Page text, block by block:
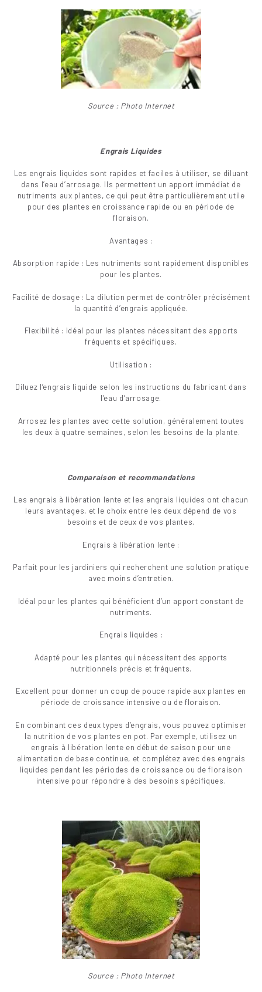
Source : Photo Internet
Engrais Liquides
Les engrais liquides sont rapides et faciles à utiliser, se diluant
dans l’eau d’arrosage. Ils permettent un apport immédiat de
nutriments aux plantes, ce qui peut être particulièrement utile
pour des plantes en croissance rapide ou en période de
floraison.
Avantages :
Absorption rapide : Les nutriments sont rapidement disponibles
pour les plantes.
Facilité de dosage : La dilution permet de contrôler précisément
la quantité d’engrais appliquée.
Flexibilité : Idéal pour les plantes nécessitant des apports
fréquents et spécifiques.
Utilisation :
Diluez l’engrais liquide selon les instructions du fabricant dans
l’eau d’arrosage.
Arrosez les plantes avec cette solution, généralement toutes
les deux à quatre semaines, selon les besoins de la plante.
Comparaison et recommandations
Les engrais à libération lente et les engrais liquides ont chacun
leurs avantages, et le choix entre les deux dépend de vos
besoins et de ceux de vos plantes.
Engrais à libération lente :
Parfait pour les jardiniers qui recherchent une solution pratique
avec moins d’entretien.
Idéal pour les plantes qui bénéficient d’un apport constant de
nutriments.
Engrais liquides :
Adapté pour les plantes qui nécessitent des apports
nutritionnels précis et fréquents.
Excellent pour donner un coup de pouce rapide aux plantes en
période de croissance intensive ou de floraison.
En combinant ces deux types d’engrais, vous pouvez optimiser
la nutrition de vos plantes en pot. Par exemple, utilisez un
engrais à libération lente en début de saison pour une
alimentation de base continue, et complétez avec des engrais
liquides pendant les périodes de croissance ou de floraison
intensive pour répondre à des besoins spécifiques.
Source : Photo Internet